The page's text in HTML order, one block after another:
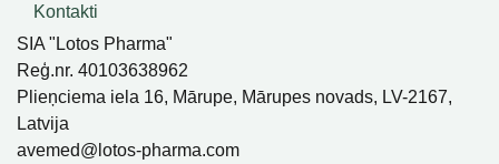
Kontakti
SIA "Lotos Pharma"
Reģ.nr. 40103638962
Plieņciema iela 16, Mārupe, Mārupes novads, LV-2167,
Latvija
avemed@lotos-pharma.com